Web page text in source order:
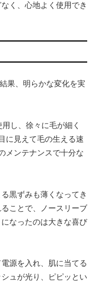
く、心地よく使用でき
果、明らかな変化を実
し、徐々に毛が細く
に見えて毛の生える速
メンテナンスで十分な
黒ずみも薄くなってき
ことで、ノースリーブ
なったのは大きな喜び
源を入れ、肌に当てる
ュが光り、ピピッとい